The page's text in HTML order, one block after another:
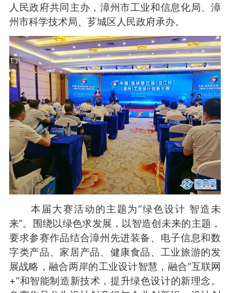
人民政府共同主办，漳州市工业和信息化局、漳
州市科学技术局、芗城区人民政府承办。
本届大赛活动的主题为“绿色设计 智造未
来”。围绕以绿色求发展，以智造创未来的主题，
要求参赛作品结合漳州先进装备、电子信息和数
字类产品、家居产品、健康食品、工业旅游的发
展战略，融合两岸的工业设计智慧，融合“互联网
+”和智能制造新技术，提升绿色设计的新理念。